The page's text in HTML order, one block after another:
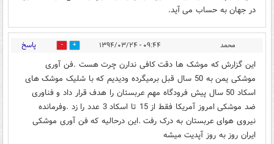
در جهان به حساب می آید.
محمد ۰۹:۴۴ - ۱۳۹۴/۰۳/۲۴ 1 پاسخ
این گزارش که موشک ها دقت کافی ندارن چرت هست .فن آوری
موشکی یمن به 50 سال قبل برمیگرده ودیدیم که با شلیک موشک های
اسکاد 50 سال پیش فرودگاه مهم عربستان را هدف قرار داد و فناوری
ضد موشکی امروز آمریکا فقط از 15 تا اسکاد 3 عدد را زد .وفرمانده
نیروی هوای عربستان به درک رفت .این درحالیه که فن آوری موشکی
ایران روز به روز آپدیت میشه